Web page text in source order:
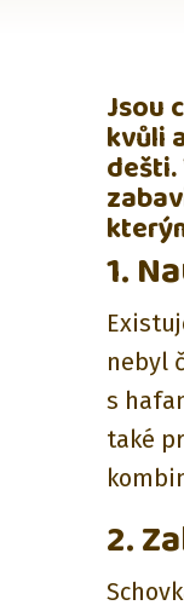
Jsou
kvůli
1.
nebyl
s
také
2.